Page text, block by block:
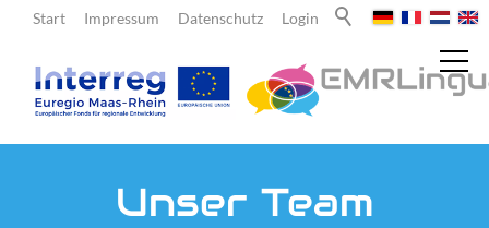
Login
Datenschutz
Impressum
Start
Unser Team